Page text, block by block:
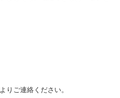
よりご連絡ください。